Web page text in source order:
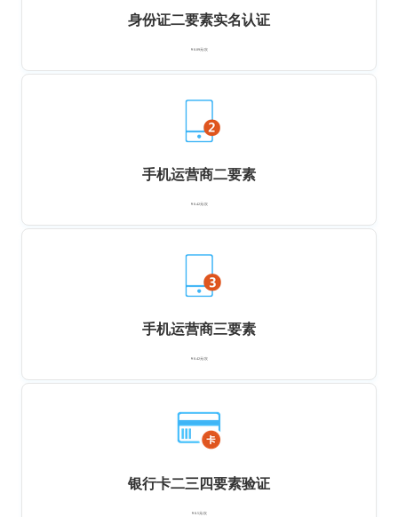
身份证二要素实名认证
￥0.09元/次
手机运营商二要素
￥0.42元/次
手机运营商三要素
￥0.42元/次
银行卡二三四要素验证
￥0.5元/次